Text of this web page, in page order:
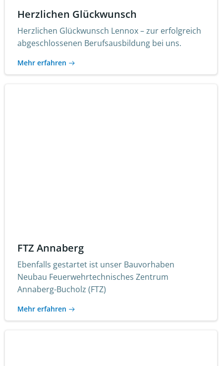
Herzlichen Glückwunsch
Herzlichen Glückwunsch Lennox – zur erfolgreich
abgeschlossenen Berufsausbildung bei uns.
Mehr erfahren
FTZ Annaberg
Ebenfalls gestartet ist unser Bauvorhaben
Neubau Feuerwehrtechnisches Zentrum
Annaberg-Bucholz (FTZ)
Mehr erfahren